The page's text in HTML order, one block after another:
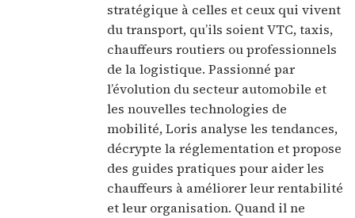
stratégique à celles et ceux qui vivent
du transport, qu’ils soient VTC, taxis,
chauffeurs routiers ou professionnels
de la logistique. Passionné par
l’évolution du secteur automobile et
les nouvelles technologies de
mobilité, Loris analyse les tendances,
décrypte la réglementation et propose
des guides pratiques pour aider les
chauffeurs à améliorer leur rentabilité
et leur organisation. Quand il ne